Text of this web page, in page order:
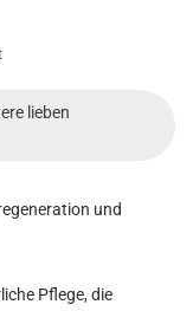
lieben
und
Pflege, die